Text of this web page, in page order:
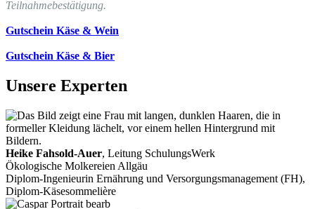
Teilnahmebestätigung.
Gutschein Käse & Wein
Gutschein Käse & Bier
Unsere Experten
Heike Fahsold-Auer, Leitung SchulungsWerk
Ökologische Molkereien Allgäu
Diplom-Ingenieurin Ernährung und Versorgungsmanagement (FH),
Diplom-Käsesommelière